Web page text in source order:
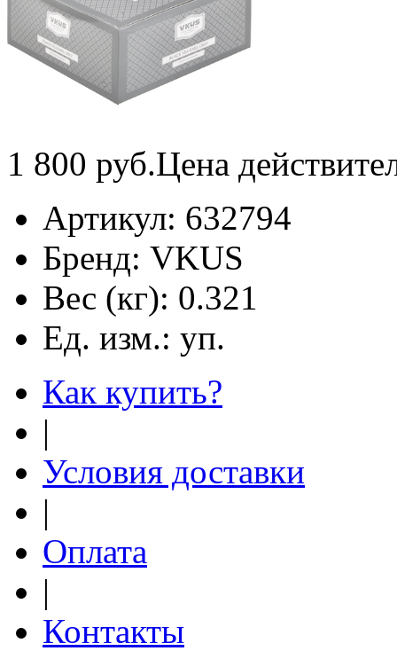
1 800 руб.Цена
Артикул: 632794
Бренд: VKUS
Вес (кг): 0.321
Ед. изм.: уп.
Как купить?
|
Условия доставки
|
Оплата
|
Контакты